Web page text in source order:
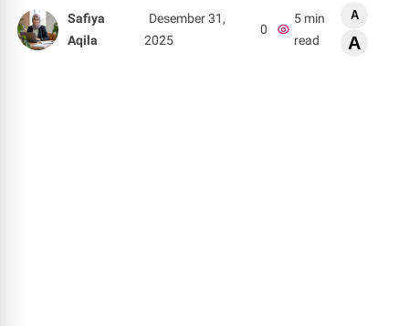
Safiya
Aqila
Desember 31,
2025
0
5 min
read
A
A